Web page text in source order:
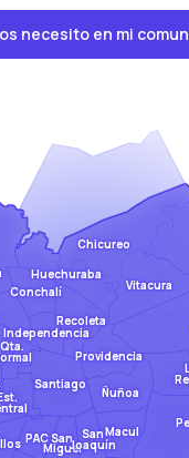
necesito en mi
Chicureo
Santiago
Qta.
Recoleta
Independencia
Conchalí
PACSan
Miguel
San
Joaquín
Providencia
Ñuñoa
Macul
Vitacura
Huechuraba